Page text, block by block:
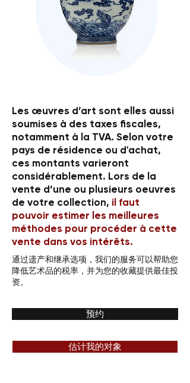
Les œuvres d’art sont elles aussi
soumises à des taxes fiscales,
notamment à la TVA. Selon votre
pays de résidence ou d'achat,
ces montants varieront
considérablement. Lors de la
vente d’une ou plusieurs oeuvres
de votre collection, il faut
pouvoir estimer les meilleures
méthodes pour procéder à cette
vente dans vos intérêts.
通过遗产和继承选项，我们的服务可以帮助您
降低艺术品的税率，并为您的收藏提供最佳投
资。
预约
估计我的对象